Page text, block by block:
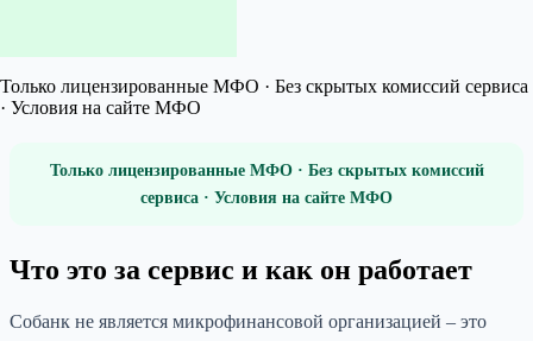
Только лицензированные МФО · Без скрытых комиссий сервиса
· Условия на сайте МФО
Только лицензированные МФО · Без скрытых комиссий
сервиса · Условия на сайте МФО
Что это за сервис и как он работает
Собанк не является микрофинансовой организацией – это